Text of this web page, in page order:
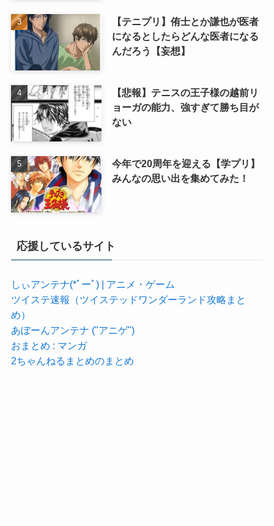
【テニプリ】侑士とか謙也が医者
になるとしたらどんな医者になる
んだろう【妄想】
【悲報】テニスの王子様の越前リ
ョーガの能力、強すぎて勝ち目が
ない
今年で20周年を迎える【学プリ】
みんなの思い出を集めてみた！
応援しているサイト
しぃアンテナ(*ﾟーﾟ) | アニメ・ゲーム
ツイステ速報（ツイステッドワンダーランド攻略まと
め）
あぼーんアンテナ ("アニゲ")
おまとめ : マンガ
2ちゃんねるまとめのまとめ